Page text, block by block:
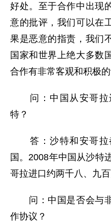
好处。至于合作中出现
意的批评，我们可以在
果是恶意的指责，我们
国家和世界上绝大多数
合作有非常客观和积极的
问：中国从安哥拉
特？
答：沙特和安哥拉
国。2008年中国从沙特
哥拉进口约两千八、九百
问：中国是否会与非
作协议？